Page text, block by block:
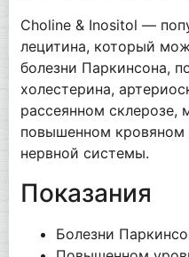
Choline & Inositol —
лецитина, который
болезни Паркинсона,
холестерина,
рассеянном
повышенном кровяном
нервной системы.
Показания
Болезни